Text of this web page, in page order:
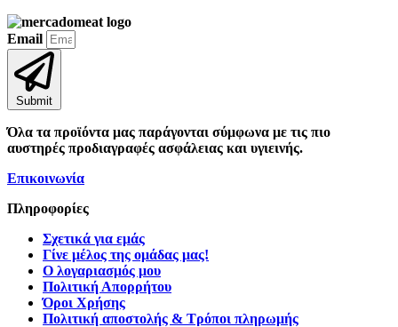
Email
Submit
Όλα τα προϊόντα μας παράγονται σύμφωνα με τις πιο
αυστηρές προδιαγραφές ασφάλειας και υγιεινής.
Επικοινωνία
Πληροφορίες
Σχετικά για εμάς
Γίνε μέλος της ομάδας μας!
Ο λογαριασμός μου
Πολιτική Απορρήτου
Όροι Χρήσης
Πολιτική αποστολής & Τρόποι πληρωμής